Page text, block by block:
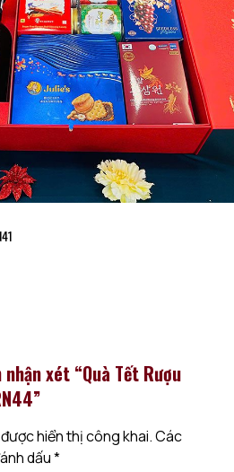
xét “Quà Tết Rượu
hiển thị công khai.Các
dấu*